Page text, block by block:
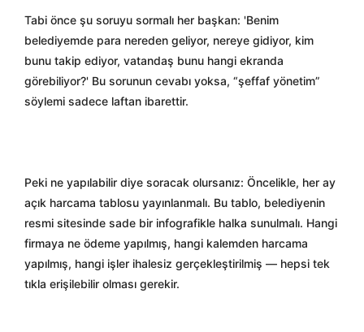
Tabi önce şu soruyu sormalı her başkan: 'Benim
belediyemde para nereden geliyor, nereye gidiyor, kim
bunu takip ediyor, vatandaş bunu hangi ekranda
görebiliyor?' Bu sorunun cevabı yoksa, “şeffaf yönetim”
söylemi sadece laftan ibarettir.
Peki ne yapılabilir diye soracak olursanız: Öncelikle, her ay
açık harcama tablosu yayınlanmalı. Bu tablo, belediyenin
resmi sitesinde sade bir infografikle halka sunulmalı. Hangi
firmaya ne ödeme yapılmış, hangi kalemden harcama
yapılmış, hangi işler ihalesiz gerçekleştirilmiş — hepsi tek
tıkla erişilebilir olması gerekir.